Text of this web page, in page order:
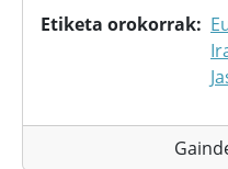
Etiketa orokorrak